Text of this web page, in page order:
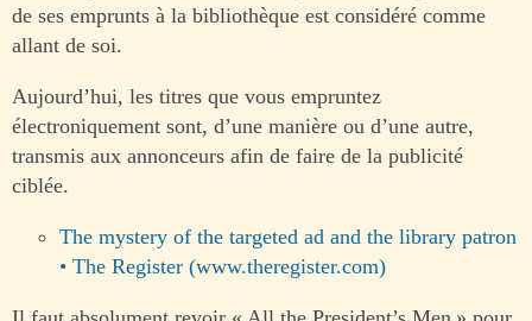
de ses emprunts à la bibliothèque est considéré comme
allant de soi.
Aujourd’hui, les titres que vous empruntez
électroniquement sont, d’une manière ou d’une autre,
transmis aux annonceurs afin de faire de la publicité
ciblée.
The mystery of the targeted ad and the library patron
• The Register (www.theregister.com)